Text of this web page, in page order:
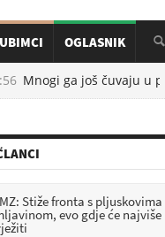
OGLASNIK
Mnogi ga još čuvaju u
Stiže fronta s pljuskovima
evo gdje će najviše